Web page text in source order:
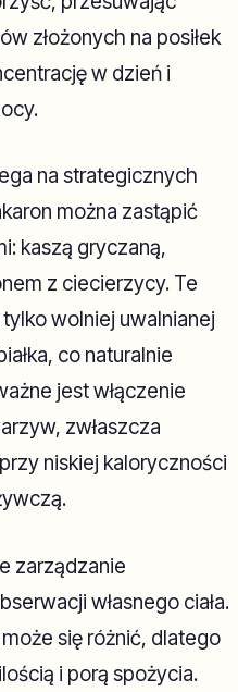
złożonych na posiłek
w dzień i
na strategicznych
można zastąpić
kaszą gryczaną,
z ciecierzycy. Te
wolniej uwalnianej
co naturalnie
jest włączenie
zwłaszcza
niskiej kaloryczności
zarządzanie
własnego ciała.
się różnić, dlatego
i porą spożycia.